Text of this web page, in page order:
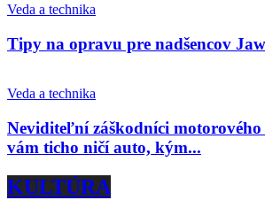
Veda a technika
Tipy na opravu pre nadšencov
Veda a technika
Neviditeľní záškodníci motorového
vám ticho ničí auto, kým...
KULTÚRA